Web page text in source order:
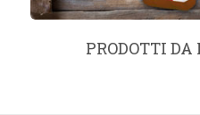
PRODOTTI DA